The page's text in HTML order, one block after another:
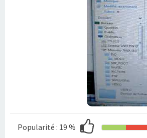
Popularité : 19 %